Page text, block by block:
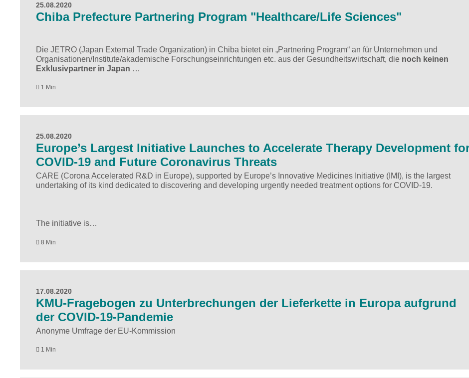
25.08.2020
Chiba Prefecture Partnering Program "Healthcare/Life Sciences"
Die JETRO (Japan External Trade Organization) in Chiba bietet ein „Partnering Program“ an für Unternehmen und
Organisationen/Institute/akademische Forschungseinrichtungen etc. aus der Gesundheitswirtschaft, die noch keinen
Exklusivpartner in Japan …
1 Min
25.08.2020
Europe’s Largest Initiative Launches to Accelerate Therapy Development
COVID-19 and Future Coronavirus Threats
CARE (Corona Accelerated R&D in Europe), supported by Europe’s Innovative Medicines Initiative (IMI), is the largest
undertaking of its kind dedicated to discovering and developing urgently needed treatment options for COVID-19.
The initiative is…
8 Min
17.08.2020
KMU-Fragebogen zu Unterbrechungen der Lieferkette in Europa aufgrund
der COVID-19-Pandemie
Anonyme Umfrage der EU-Kommission
1 Min